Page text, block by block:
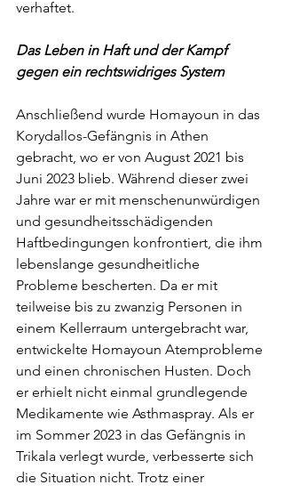
verhaftet.
Das Leben in Haft und der Kampf
gegen ein rechtswidriges System
Anschließend wurde Homayoun in das
Korydallos-Gefängnis in Athen
gebracht, wo er von August 2021 bis
Juni 2023 blieb. Während dieser zwei
Jahre war er mit menschenunwürdigen
und gesundheitsschädigenden
Haftbedingungen konfrontiert, die ihm
lebenslange gesundheitliche
Probleme bescherten. Da er mit
teilweise bis zu zwanzig Personen in
einem Kellerraum untergebracht war,
entwickelte Homayoun Atemprobleme
und einen chronischen Husten. Doch
er erhielt nicht einmal grundlegende
Medikamente wie Asthmaspray. Als er
im Sommer 2023 in das Gefängnis in
Trikala verlegt wurde, verbesserte sich
die Situation nicht. Trotz einer